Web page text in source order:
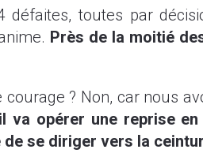
toutes par
Près de la moitié
? Non, car nous
opérer une reprise
se diriger vers la